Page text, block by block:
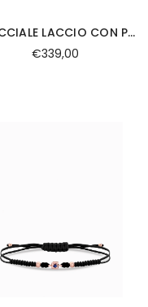
BRACCIALE LACCIO CON PUNTO LUCE DI RUBINO IN ORO ROSA
€339,00